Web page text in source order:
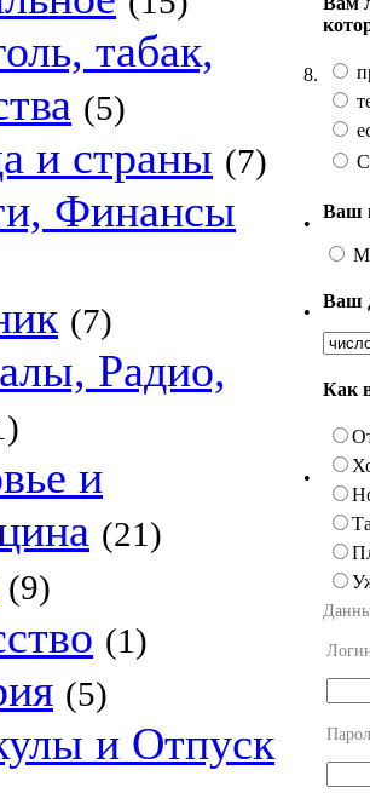
табак,
(5)
и страны (7)
Финансы
(7)
Радио,
и
(21)
(9)
(1)
(5)
и Отпуск
8.
•
Ваш
•
Ваш
•
Как